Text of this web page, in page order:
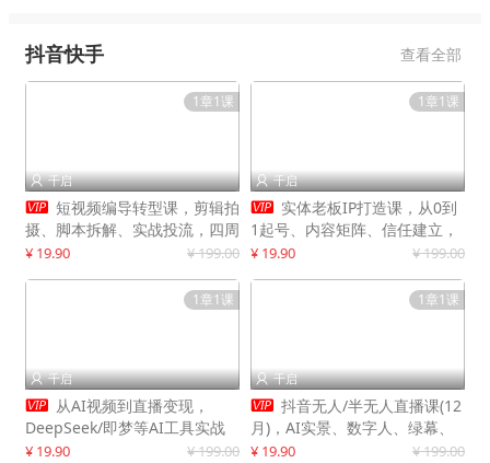
抖音快手 查看全部
1章1课
 千启
 短视频编导转型课，剪辑拍
摄、脚本拆解、实战投流，四周
系统教学，快速入行月入2w+
¥ 19.90 ¥ 199.00
1章1课
 千启
 实体老板IP打造课，从0到
1起号、内容矩阵、信任建立，
打造门店IP，稳定获客增收
¥ 19.90 ¥ 199.00
1章1课
 千启
 从AI视频到直播变现，
DeepSeek/即梦等AI工具实战
教学，生产爆款视频，打造高流
¥ 19.90 ¥ 199.00
1章1课
 千启
 抖音无人/半无人直播课(12
月)，AI实景、数字人、绿幕、
多种玩法、24小时自动盈利
¥ 19.90 ¥ 199.00